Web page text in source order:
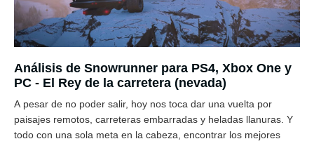
Análisis de Snowrunner para PS4, Xbox One y
PC - El Rey de la carretera (nevada)
A pesar de no poder salir, hoy nos toca dar una vuelta por
paisajes remotos, carreteras embarradas y heladas llanuras. Y
todo con una sola meta en la cabeza, encontrar los mejores